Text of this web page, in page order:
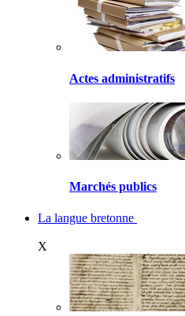
Actes administratifs
Marchés publics
La langue bretonne
X